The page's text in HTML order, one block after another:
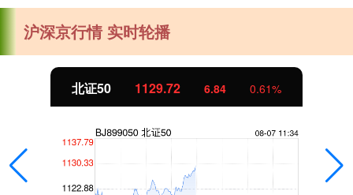
沪深京行情 实时轮播
北证50 1129.72 6.84 0.61%